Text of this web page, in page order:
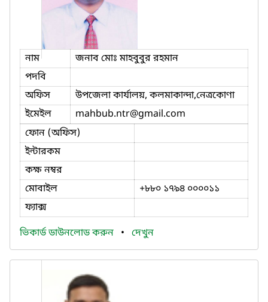
নাম
জনাব মোঃ মাহবুবুর রহমান
পদবি
অফিস
উপজেলা কার্যালয়, কলমাকান্দা,নেত্রকোণা
ইমেইল
mahbub.ntr@gmail.com
ফোন (অফিস)
ইন্টারকম
কক্ষ নম্বর
মোবাইল
+৮৮০ ১৭৯৪ ০০০০১১
ফ্যাক্স
ভিকার্ড ডাউনলোড করুন • দেখুন